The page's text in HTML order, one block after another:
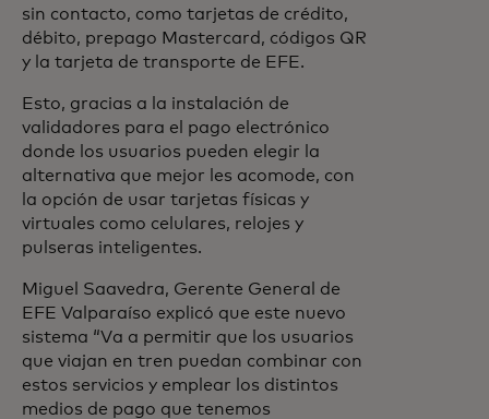
sin contacto, como tarjetas de crédito,
débito, prepago Mastercard, códigos QR
y la tarjeta de transporte de EFE.
Esto, gracias a la instalación de
validadores para el pago electrónico
donde los usuarios pueden elegir la
alternativa que mejor les acomode, con
la opción de usar tarjetas físicas y
virtuales como celulares, relojes y
pulseras inteligentes.
Miguel Saavedra, Gerente General de
EFE Valparaíso explicó que este nuevo
sistema “Va a permitir que los usuarios
que viajan en tren puedan combinar con
estos servicios y emplear los distintos
medios de pago que tenemos